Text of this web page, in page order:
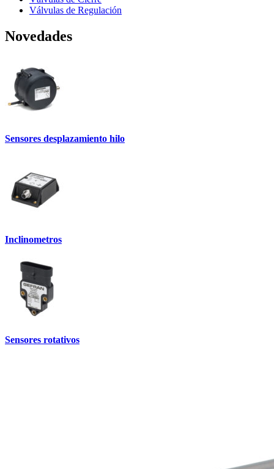
Válvulas de Regulación
Novedades
Sensores desplazamiento hilo
Inclinometros
Sensores rotativos